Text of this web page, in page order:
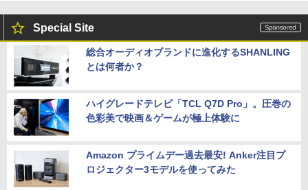
Special Site
総合オーディオブランドに進化するSHANLING
とは何者か？
ハイグレードテレビ「TCL Q7D Pro」。圧巻の
色彩美で映画＆ゲームが極上体験に
Amazon プライムデー過去最安! Anker注目プ
ロジェクター3モデルを使ってみた